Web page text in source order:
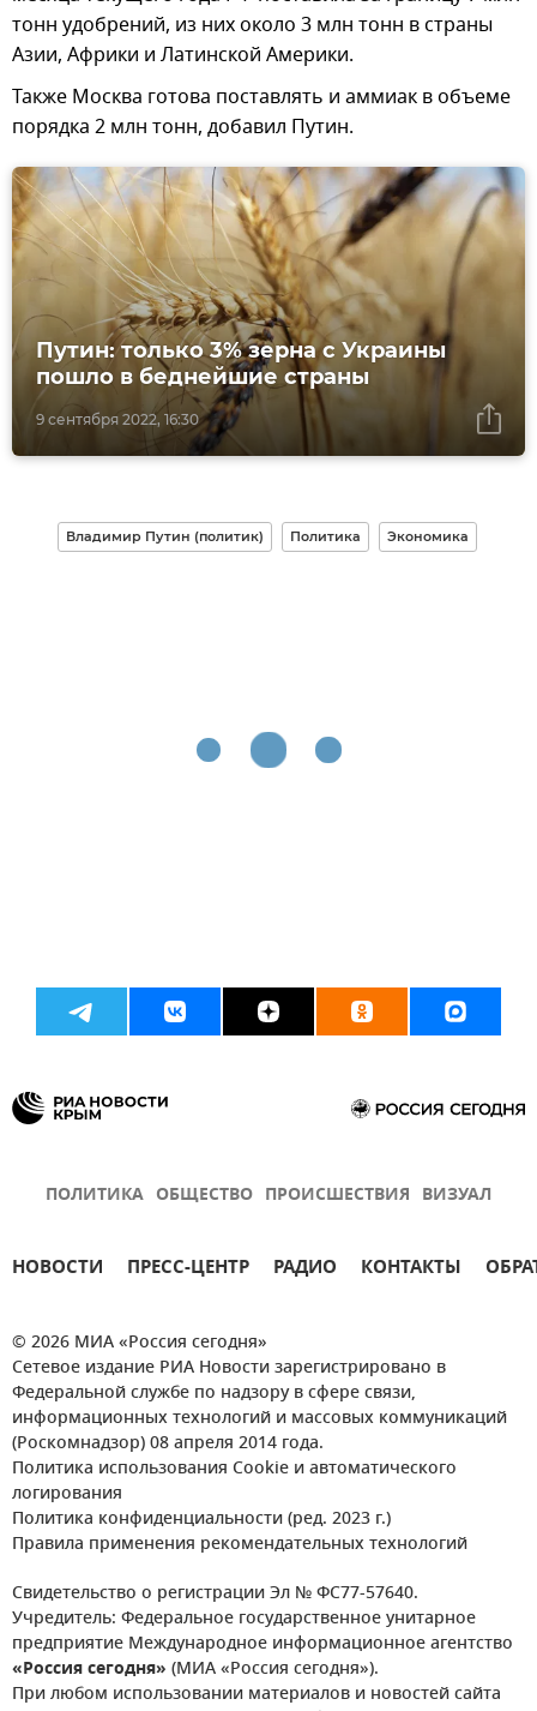
тонн удобрений, из них около 3 млн тонн в страны
Азии, Африки и Латинской Америки.
Также Москва готова поставлять и аммиак в объеме
порядка 2 млн тонн, добавил Путин.
9 сентября 2022, 16:30
Путин: только 3% зерна с Украины
пошло в беднейшие страны
Владимир Путин (политик) Политика Экономика
ПОЛИТИКА ОБЩЕСТВО ПРОИСШЕСТВИЯ ВИЗУАЛ
НОВОСТИ ПРЕСС-ЦЕНТР РАДИО КОНТАКТЫ
© 2026 МИА «Россия сегодня»
Сетевое издание РИА Новости зарегистрировано в
Федеральной службе по надзору в сфере связи,
информационных технологий и массовых коммуникаций
(Роскомнадзор) 08 апреля 2014 года.
Политика использования Cookie и автоматического
логирования
Политика конфиденциальности (ред. 2023 г.)
Правила применения рекомендательных технологий
Свидетельство о регистрации Эл № ФС77-57640.
Учредитель: Федеральное государственное унитарное
предприятие Международное информационное агентство
«Россия сегодня» (МИА «Россия сегодня»).
При любом использовании материалов и новостей сайта